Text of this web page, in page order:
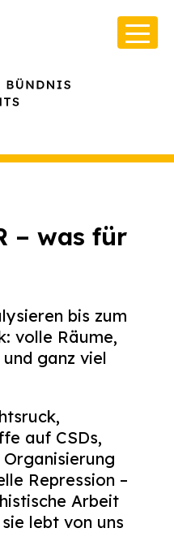
– was für
bis zum
volle Räume,
ganz viel
auf CSDs,
Repression –
Arbeit
lebt von uns